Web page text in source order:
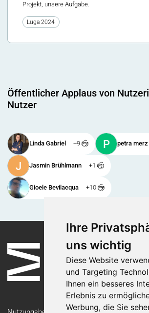
Ihre
uns wichtig
Diese Website
und Targeting
Ihnen ein besseres
Erlebnis zu
Werbung, die Sie
Projekt, unsere Aufgabe.
Luga 2024
Öffentlicher Applaus von
Nutzer
Linda Gabriel +9 P petra merz
J Jasmin Brühlmann +1
Gioele Bevilacqua +10